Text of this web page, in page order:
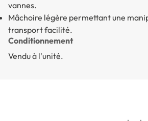
vannes.
Mâchoire légère permettant une
transport facilité.
Conditionnement
Vendu à l'unité.